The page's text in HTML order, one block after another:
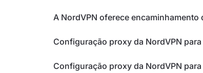
A NordVPN oferece encaminhamento
Configuração proxy da NordVPN
Configuração proxy da NordVPN